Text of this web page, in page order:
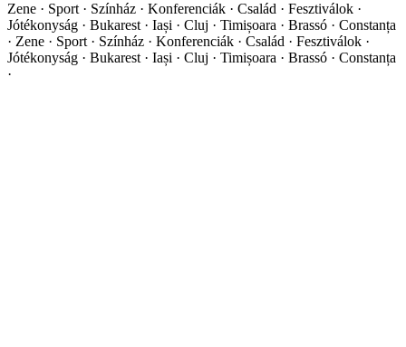
Zene · Sport · Színház · Konferenciák · Család · Fesztiválok ·
Jótékonyság · Bukarest · Iași · Cluj · Timișoara · Brassó · Constanța
· Zene · Sport · Színház · Konferenciák · Család · Fesztiválok ·
Jótékonyság · Bukarest · Iași · Cluj · Timișoara · Brassó · Constanța
·